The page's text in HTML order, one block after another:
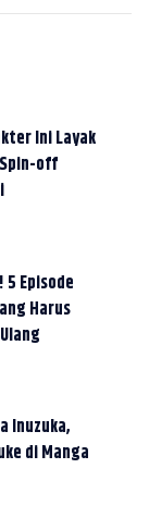
Ini Layak
off
5 Episode
Harus
Inuzuka,
di Manga